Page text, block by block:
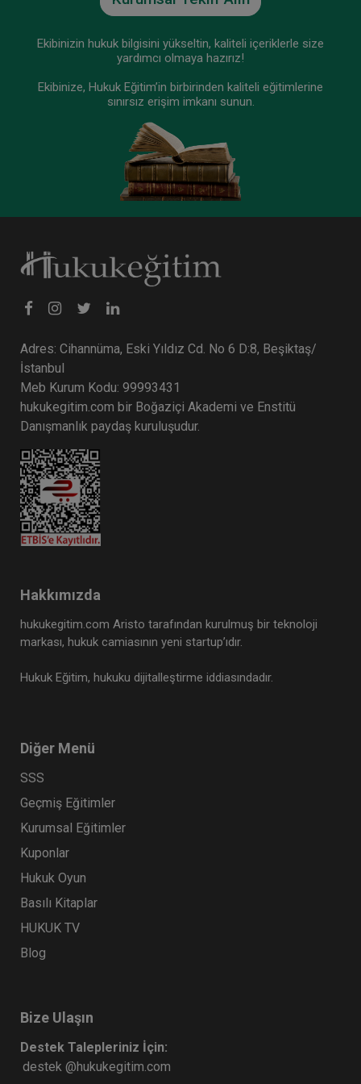
Medeni Hukuk Kongresi - VIII. Oturum: Kat
Mülkiyeti Video Kaydı
360 TL
Medeni Hukuk Kongresi - VI. Oturum:
Taşınmazlarla İlgili Sözleşmeler Video Kaydı
360 TL Sepete Ekle
Medeni Hukuk Kongresi - IX. Oturum: Taşınmaz
Mülkiyeti Video Kaydı
360 TL
Ekibinizin hukuk bilgisini yükseltin, kaliteli içeriklerle size
yardımcı olmaya hazırız!
Ekibinize, Hukuk Eğitim’in birbirinden kaliteli eğitimlerine
sınırsız erişim imkanı sunun.
Adres: Cihannüma, Eski Yıldız Cd. No 6 D:8, Beşiktaş/
İstanbul
Meb Kurum Kodu: 99993431
hukukegitim.com bir Boğaziçi Akademi ve Enstitü
Danışmanlık paydaş kuruluşudur.
Hakkımızda
hukukegitim.com Aristo tarafından kurulmuş bir teknoloji
markası, hukuk camiasının yeni startup’ıdır.
Hukuk Eğitim, hukuku dijitalleştirme iddiasındadır.
Diğer Menü
SSS
Geçmiş Eğitimler
Kurumsal Eğitimler
Kuponlar
Hukuk Oyun
Basılı Kitaplar
HUKUK TV
Blog
Bize Ulaşın
Destek Talepleriniz İçin:
destek @hukukegitim.com